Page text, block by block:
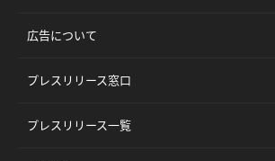
広告について
プレスリリース窓口
プレスリリース一覧